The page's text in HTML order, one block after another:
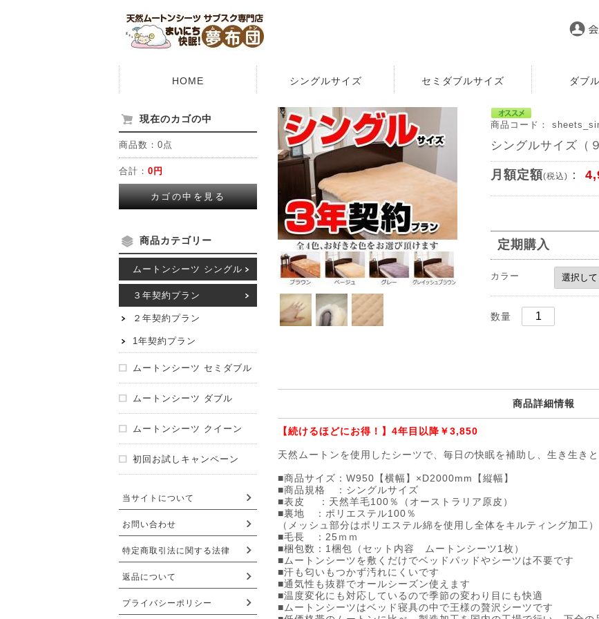
HOME シングルサイズ セミダブルサイズ ダブ
現在のカゴの中
商品数：0点
合計： 0円
カゴの中を見る
商品カテゴリー
ムートンシーツ シングル
３年契約プラン
２年契約プラン
1年契約プラン
ムートンシーツ セミダブル
ムートンシーツ ダブル
ムートンシーツ クイーン
初回お試しキャンペーン
当サイトについて
お問い合わせ
特定商取引法に関する法律
返品について
プライバシーポリシー
商品コード：
シングルサイズ（
月額定額(税込) ：
定期購入
カラー
数量
商品詳細情報
【続けるほどにお得！】4年目以降￥3,850
天然ムートンを使用したシーツで、毎日の快眠を補助し、生き生き
■商品サイズ：W950【横幅】×D2000mm【縦幅】
■商品規格 ：シングルサイズ
■表皮 ：天然羊毛100％（オーストラリア原皮）
■裏地 ：ポリエステル100％
（メッシュ部分はポリエステル綿を使用し全体をキルティング加工）
■毛長 ：25ｍｍ
■梱包数：1梱包（セット内容 ムートンシーツ1枚）
■ムートンシーツを敷くだけでベッドパッドやシーツは不要です
■汗も匂いもつかず汚れにくいです
■通気性も抜群でオールシーズン使えます
■温度変化にも対応しているので季節の変わり目にも快適
■ムートンシーツはベッド寝具の中で王様の贅沢シーツです